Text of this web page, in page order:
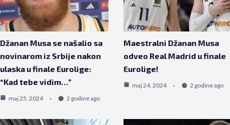
Džanan Musa se našalio sa
novinarom iz Srbije nakon
ulaska u finale Eurolige:
“Kad tebe vidim…”
maj 25, 2024 2 godine ago
Maestralni Džanan Musa
odveo Real Madrid u finale
Eurolige!
maj 24, 2024 2 godine ago